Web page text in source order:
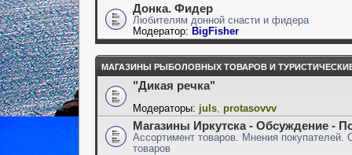
Донка. Фидер
Любителям донной снасти и фидера
Модератор: BigFisher
МАГАЗИНЫ РЫБОЛОВНЫХ ТОВАРОВ И
"Дикая речка"
Модераторы: juls protasovvv
Магазины Иркутска - Обсуждение -
Ассортимент товаров. Мнения покупателей.
товаров